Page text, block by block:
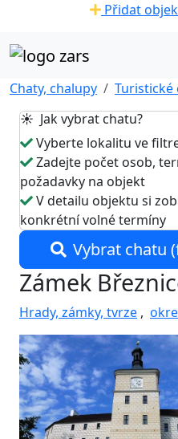
Přidat
Chaty, chalupy
Turistické
☀️ Jak vybrat chatu?
Vyberte lokalitu ve
Zadejte počet osob,
požadavky na objekt
V detailu objektu si
konkrétní volné termíny
Vybrat chatu
Zámek
Hrady, zámky, tvrze ,